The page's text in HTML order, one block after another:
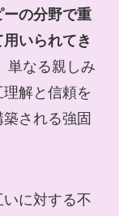
の分野で重
いられてき
単なる親しみ
解と信頼を
される強固
に対する不